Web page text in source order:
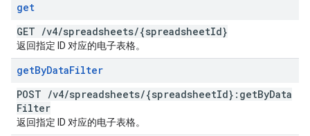
get
GET /v4/spreadsheets/{spreadsheetId}
返回指定 ID 对应的电子表格。
getByDataFilter
POST /v4/spreadsheets/{spreadsheetId}:getByData
Filter
返回指定 ID 对应的电子表格。